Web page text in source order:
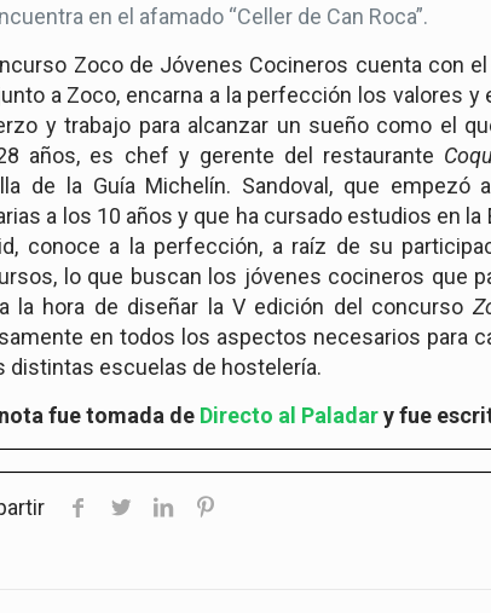
en el afamado “Celler de Can Roca”.
Zoco de Jóvenes Cocineros cuenta con
a Zoco, encarna a la perfección los valores
y trabajo para alcanzar un sueño como el
años, es chef y gerente del restaurante
de
la Guía Michelín. Sandoval , que empezó
a los 10 años y que ha cursado estudios en
conoce a la perfección, a raíz de su
lo que buscan los jóvenes cocineros que
la hora de diseñar la V edición del concurso
en todos los aspectos necesarios para
distintas escuelas de hostelería.
fue tomada de Directo al Paladar y fue